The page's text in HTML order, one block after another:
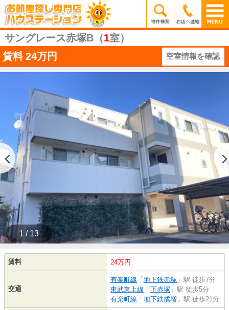
サングレース赤塚B（1室）
賃料 24万円 空室情報を確認
1 / 13
賃料 24万円
交通
有楽町線 「 地下鉄赤塚 」駅 徒歩7分
東武東上線 「 下赤塚 」駅 徒歩5分
有楽町線 「 地下鉄成増 」駅 徒歩21分